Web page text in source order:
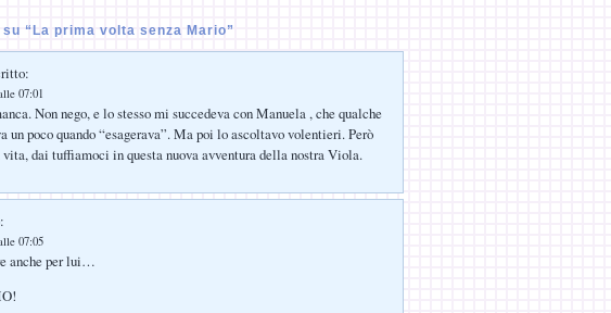
“La prima volta senza Mario”
07:01
Non nego, e lo stesso mi succedeva con Manuela , che qualche
poco quando “esagerava”. Ma poi lo ascoltavo volentieri. Però
dai tuffiamoci in questa nuova avventura della nostra Viola.
07:05
anche per lui…